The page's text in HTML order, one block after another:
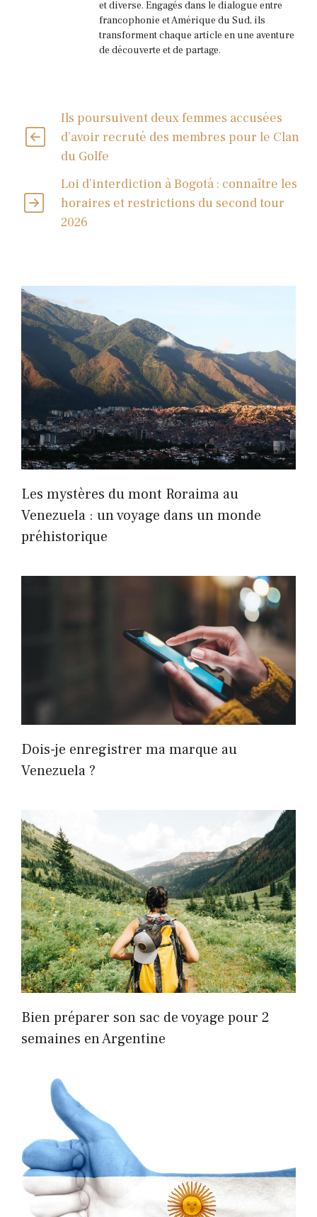
et diverse. Engagés dans le dialogue entre
francophonie et Amérique du Sud, ils
transforment chaque article en une aventure
de découverte et de partage.
Ils poursuivent deux femmes accusées
d’avoir recruté des membres pour le Clan
du Golfe
Loi d’interdiction à Bogotá : connaître les
horaires et restrictions du second tour
2026
Les mystères du mont Roraima au
Venezuela : un voyage dans un monde
préhistorique
Dois-je enregistrer ma marque au
Venezuela ?
Bien préparer son sac de voyage pour 2
semaines en Argentine